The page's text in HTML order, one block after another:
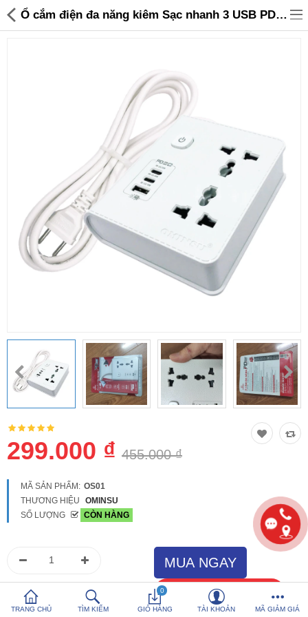
Đồ gia dụng & Nhà cửa
Đồ tiện ích
Đồ chơi trẻ em
Sản phẩm khác
Thương hiệu
So sánh Yêu thích (0)
Hotline: 0816 505 655
Tải App SanHangRe nhận Quà
TRANG CHỦ TÌM KIẾM
0
GIỎ HÀNG TÀI KHOẢN MÃ GIẢM GIÁ
Ổ cắm điện đa năng kiêm Sạc nhanh 3 USB PD 20W Ominsu OS01 2500W - 299,000 | Sanhangre
299.000 ₫ 455.000 ₫
MÃ SẢN PHẨM: OS01
THƯƠNG HIỆU
OMINSU
SỐ LƯỢNG
CÒN HÀNG